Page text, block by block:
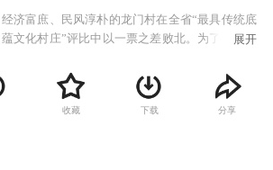
经济富庶、民风淳朴的龙门村在全省“最具传统底
蕴文化村庄”评比中以一票之差败北。为了在下次
出浑身解数，展示十八般武艺，京剧、越剧、黄
梅戏、豫剧，你方唱罢我登场，一场文化建设大
竞赛红红火火地展开了。唱戏过程中闹出不少笑
展开
收藏 下载 分享